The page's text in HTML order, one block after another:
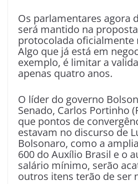
Os parlamentares agora
será mantido na
protocolada oficialmente
Algo que já está em
exemplo, é limitar a
apenas quatro anos.
O líder do governo
Senado, Carlos Portinho
que pontos de
estavam no discurso de
Bolsonaro, como a
600 do Auxílio Brasil e o
salário mínimo, serão
outros itens terão de ser